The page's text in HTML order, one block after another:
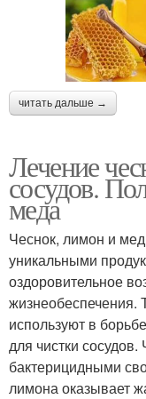
читать дальше →
Лечение
сосудов.
меда
Чеснок, лимон и
уникальными
оздоровительное
жизнеобеспечения.
используют в
для чистки
бактерицидными
лимона оказывает